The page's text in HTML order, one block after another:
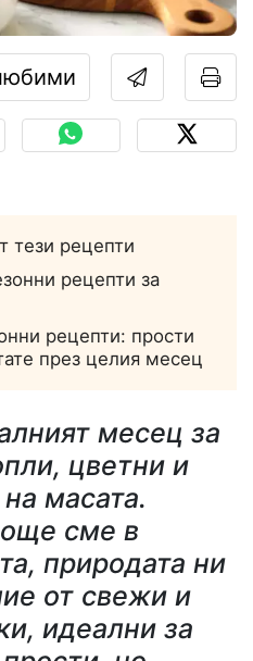
тези рецепти
рецепти за
рецепти: прости
през целия месец
месец за
цветни и
масата.
сме в
природата ни
от свежи и
идеални за